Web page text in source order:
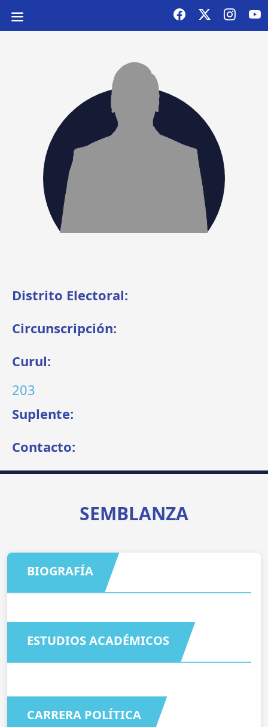
Distrito Electoral:
Circunscripción:
Curul:
203
Suplente:
Contacto:
SEMBLANZA
BIOGRAFÍA
ESTUDIOS ACADÉMICOS
CARRERA POLÍTICA